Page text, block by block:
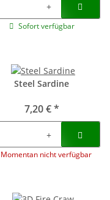
Sofort verfügbar
Steel Sardine
7,20 €*
Momentan nicht verfügbar